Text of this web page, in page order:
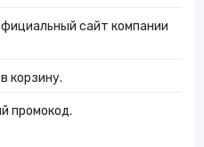
сайт компании
корзину.
промокод.